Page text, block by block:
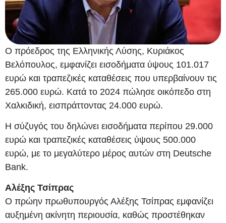
Ο πρόεδρος της Ελληνικής Λύσης, Κυριάκος
Βελόπουλος, εμφανίζει εισοδήματα ύψους 101.017
ευρώ και τραπεζικές καταθέσεις που υπερβαίνουν τις
265.000 ευρώ. Κατά το 2024 πώλησε οικόπεδο στη
Χαλκιδική, εισπράττοντας 24.000 ευρώ.
Η σύζυγός του δηλώνει εισοδήματα περίπου 29.000
ευρώ και τραπεζικές καταθέσεις ύψους 500.000
ευρώ, με το μεγαλύτερο μέρος αυτών στη Deutsche
Bank.
Αλέξης Τσίπρας
Ο πρώην πρωθυπουργός Αλέξης Τσίπρας εμφανίζει
αυξημένη ακίνητη περιουσία, καθώς προστέθηκαν